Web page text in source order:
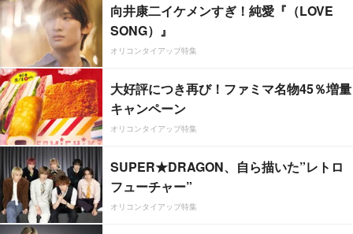
向井康二イケメンすぎ！純愛『（LOVE
SONG）』
オリコンタイアップ特集
大好評につき再び！ファミマ名物45％増量
キャンペーン
オリコンタイアップ特集
SUPER★DRAGON、自ら描いた”レトロ
フューチャー”
オリコンタイアップ特集